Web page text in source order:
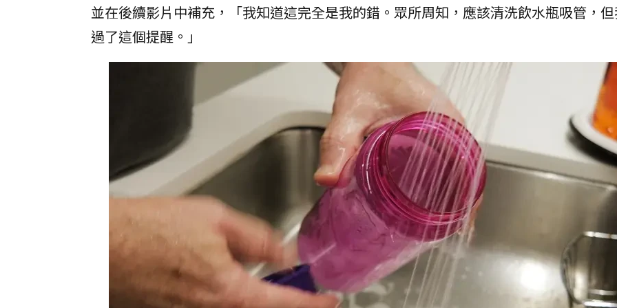
並在後續影片中補充，「我知道這完全是我的錯。眾所周知，應該清洗飲水瓶吸管，
過了這個提醒。」